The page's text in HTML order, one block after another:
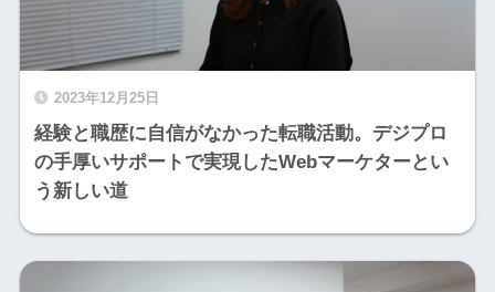
2023年12月25日
経験と職歴に自信がなかった転職活動。デジプロ
の手厚いサポートで実現したWebマーケターとい
う新しい道